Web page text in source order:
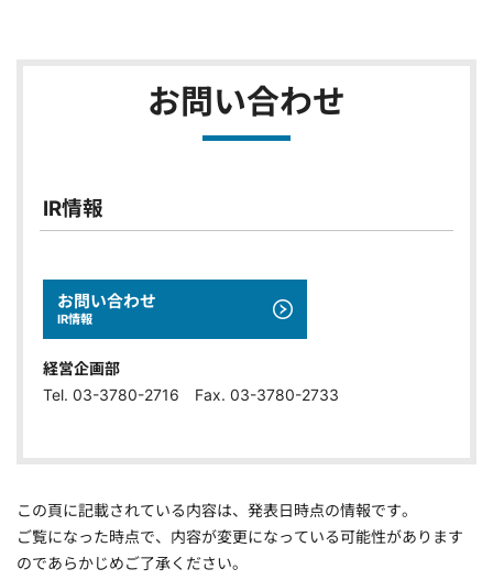
お問い合わせ
IR情報
お問い合わせ
IR情報
経営企画部
Tel. 03-3780-2716 Fax. 03-3780-2733
この頁に記載されている内容は、発表日時点の情報です。
ご覧になった時点で、内容が変更になっている可能性があります
のであらかじめご了承ください。